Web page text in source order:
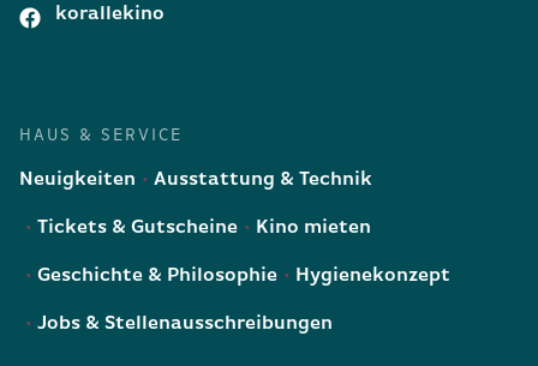
korallekino
HAUS & SERVICE
Neuigkeiten Ausstattung & Technik
Tickets & Gutscheine Kino mieten
Geschichte & Philosophie Hygienekonzept
Jobs & Stellenausschreibungen